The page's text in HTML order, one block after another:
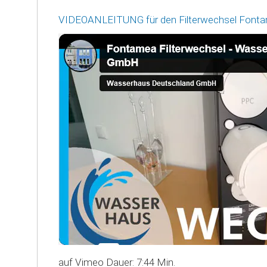
VIDEOANLEITUNG für den Filterwechsel
auf Vimeo Dauer: 7:44 Min.